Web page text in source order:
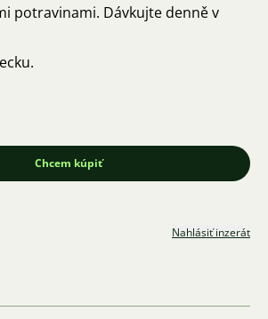
potravinami. Dávkujte denně v
Chcem kúpiť
Nahlásiť inzerát